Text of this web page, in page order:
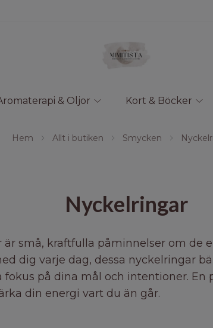
& Oljor Kort & Böcker
Hem Allt i butiken Smycken
Nyckelringar
små, kraftfulla påminnelser om de
dig varje dag, dessa nyckelringar
fokus på dina mål och intentioner. En
din energi vart du än går.